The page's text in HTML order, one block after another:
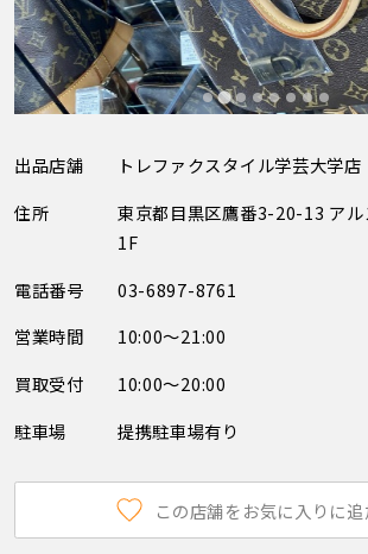
出品店舗
トレファクスタイル学芸大学店
住所
東京都目黒区鷹番3-20-13 ア
1F
電話番号
03-6897-8761
営業時間
10:00～21:00
買取受付
10:00～20:00
駐車場
提携駐車場有り
この店舗をお気に入りに追